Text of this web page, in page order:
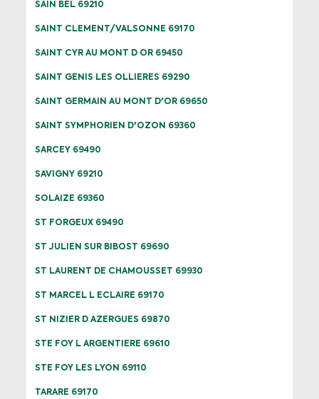
SAIN BEL 69210
SAINT CLEMENT/VALSONNE 69170
SAINT CYR AU MONT D OR 69450
SAINT GENIS LES OLLIERES 69290
SAINT GERMAIN AU MONT D'OR 69650
SAINT SYMPHORIEN D'OZON 69360
SARCEY 69490
SAVIGNY 69210
SOLAIZE 69360
ST FORGEUX 69490
ST JULIEN SUR BIBOST 69690
ST LAURENT DE CHAMOUSSET 69930
ST MARCEL L ECLAIRE 69170
ST NIZIER D AZERGUES 69870
STE FOY L ARGENTIERE 69610
STE FOY LES LYON 69110
TARARE 69170